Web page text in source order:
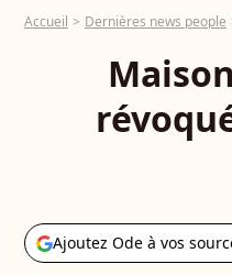
Accueil Dernières news people
Ajoutez Ode à vos